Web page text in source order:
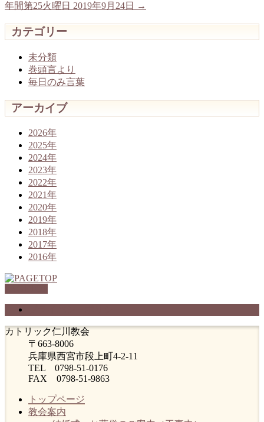
年間第25火曜日 2019年9月24日
→
カテゴリー
未分類
巻頭言より
毎日のみ言葉
アーカイブ
2026年
2025年
2024年
2023年
2022年
2021年
2020年
2019年
2018年
2017年
2016年
カトリック仁川教会
〒663-8006
兵庫県西宮市段上町4-2-11
TEL 0798-51-0176
FAX 0798-51-9863
トップページ
教会案内